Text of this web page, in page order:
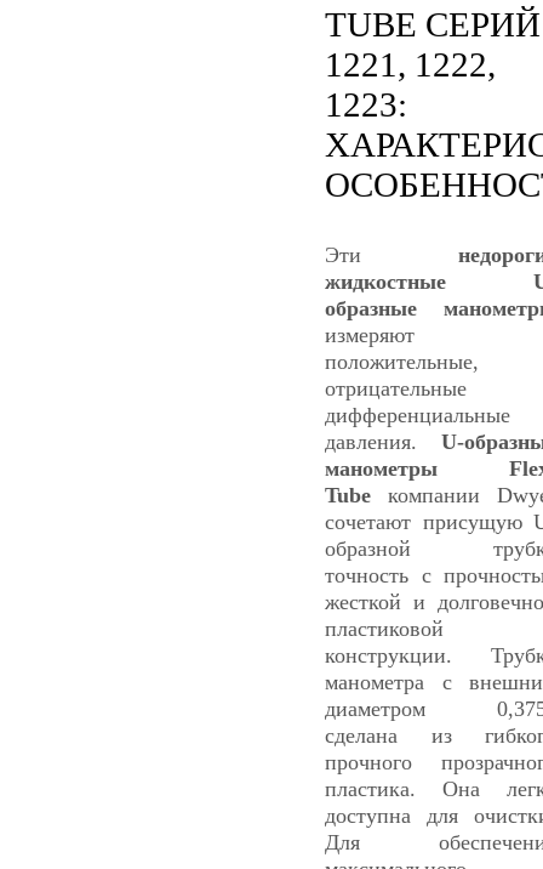
TUBE СЕРИЙ
1221, 1222,
1223:
Эти
жидкостные
образные
измеряют
положительные,
отрицательные
дифференциальные
давления. U-
манометры
Tube компании
сочетают присущую
образной
точность с
жесткой и
пластиковой
конструкции.
манометра с
диаметром
сделана из
прочного
пластика. Она
доступна для
Для